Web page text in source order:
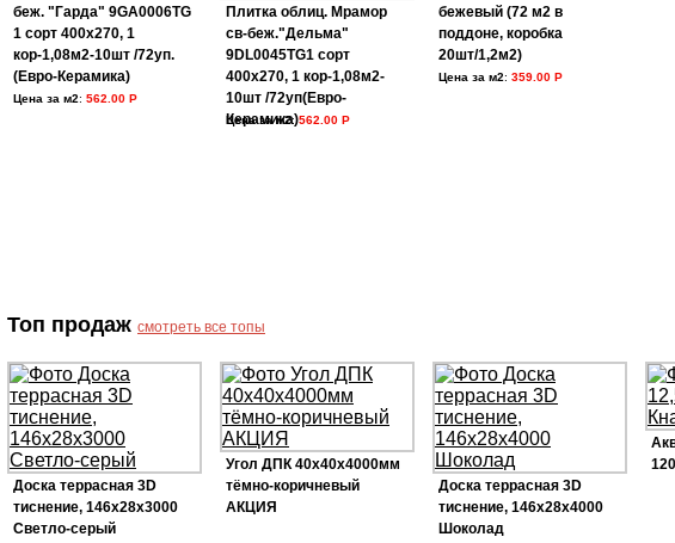
беж. "Гарда" 9GA0006TG
1 сорт 400х270, 1
кор-1,08м2-10шт /72уп.
(Евро-Керамика)
Цена за м2: 562.00 Р
Плитка облиц. Мрамор
св-беж."Дельма"
9DL0045TG1 сорт
400х270, 1 кор-1,08м2-
10шт /72уп(Евро-
Керамика)
Цена за м2:562.00 Р
бежевый (72 м2 в
поддоне, коробка
20шт/1,2м2)
Цена за м2: 359.00 Р
Топ продаж смотреть все топы
Доска террасная 3D
тиснение, 146х28х3000
Светло-серый
Угол ДПК 40х40х4000мм
тёмно-коричневый
АКЦИЯ
Доска террасная 3D
тиснение, 146х28х4000
Шоколад